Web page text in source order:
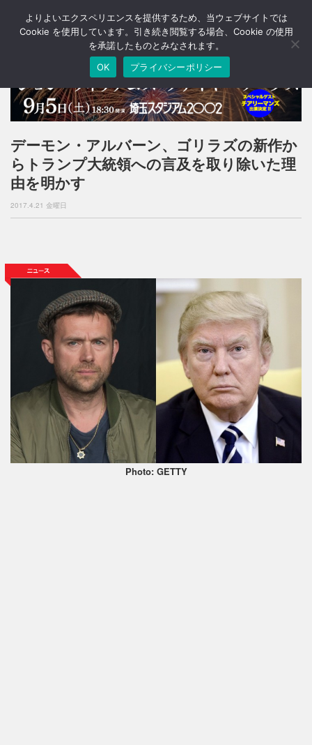
T
o
a
v
i
g
a
n
デーモン・アルバーン、ゴリラズの新作か
らトランプ大統領への言及を取り除いた理
由を明かす
2017.4.21 金曜日
Photo: GETTY
よりよいエクスペリエンスを提供するため、当ウェブサイトでは
Cookie を使用しています。引き続き閲覧する場合、Cookie の使用
を承諾したものとみなされます。
OK
プライバシーポリシー